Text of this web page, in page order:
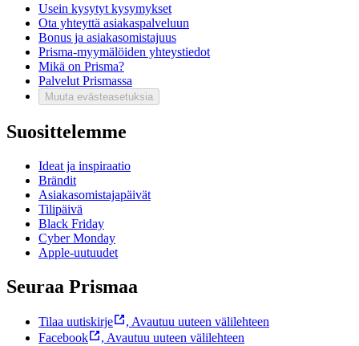
Usein kysytyt kysymykset
Ota yhteyttä asiakaspalveluun
Bonus ja asiakasomistajuus
Prisma-myymälöiden yhteystiedot
Mikä on Prisma?
Palvelut Prismassa
Muuta evästeasetuksia
Suosittelemme
Ideat ja inspiraatio
Brändit
Asiakasomistajapäivät
Tilipäivä
Black Friday
Cyber Monday
Apple-uutuudet
Seuraa Prismaa
Tilaa uutiskirje , Avautuu uuteen välilehteen
Facebook
, Avautuu uuteen välilehteen